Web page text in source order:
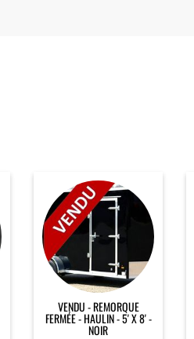
VENDU - REMORQUE
FERMÉE - HAULIN - 5' X 8' -
NOIR